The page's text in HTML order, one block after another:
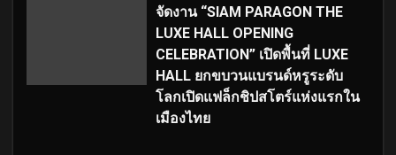
จัดงาน “SIAM PARAGON THE
LUXE HALL OPENING
CELEBRATION” เปิดพื้นที่ LUXE
HALL ยกขบวนแบรนด์หรูระดับ
โลกเปิดแฟล็กชิปสโตร์แห่งแรกใน
เมืองไทย